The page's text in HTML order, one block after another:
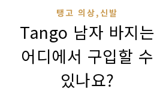
탱고 의상,신발
Tango 남자 바지는
어디에서 구입할 수
있나요?